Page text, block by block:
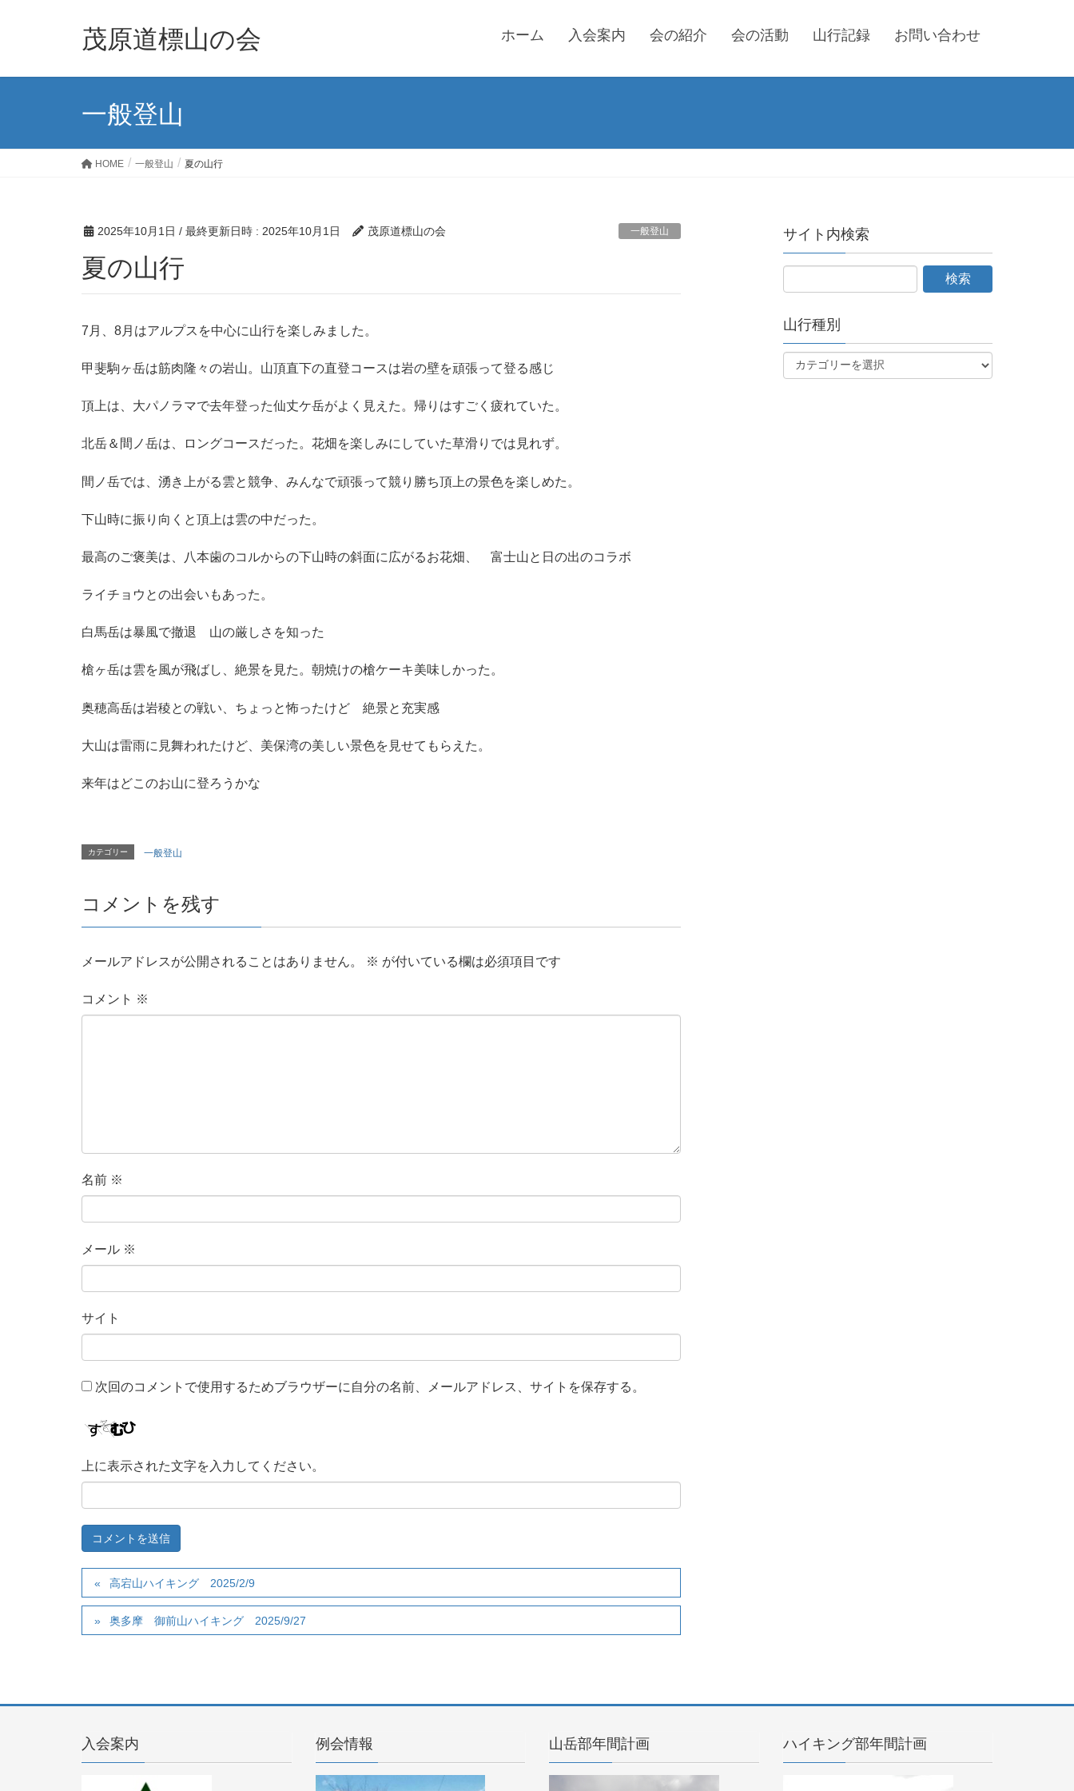
茂原道標山の会 ホーム 入会案内 会の紹介 会の活動 山行記録 お問い合わせ
一般登山
HOME 一般登山 夏の山行
2025年10月1日 / 最終更新日時 : 2025年10月1日 茂原道標山の会 一般登山
夏の山行
7月、8月はアルプスを中心に山行を楽しみました。
甲斐駒ヶ岳は筋肉隆々の岩山。山頂直下の直登コースは岩の壁を頑張って登る感じ
頂上は、大パノラマで去年登った仙丈ケ岳がよく見えた。帰りはすごく疲れていた。
北岳＆間ノ岳は、ロングコースだった。花畑を楽しみにしていた草滑りでは見れず。
間ノ岳では、湧き上がる雲と競争、みんなで頑張って競り勝ち頂上の景色を楽しめた。
下山時に振り向くと頂上は雲の中だった。
最高のご褒美は、八本歯のコルからの下山時の斜面に広がるお花畑、 富士山と日の出のコラボ
ライチョウとの出会いもあった。
白馬岳は暴風で撤退 山の厳しさを知った
槍ヶ岳は雲を風が飛ばし、絶景を見た。朝焼けの槍ケーキ美味しかった。
奥穂高岳は岩稜との戦い、ちょっと怖ったけど 絶景と充実感
大山は雷雨に見舞われたけど、美保湾の美しい景色を見せてもらえた。
来年はどこのお山に登ろうかな
カテゴリー 一般登山
コメントを残す
メールアドレスが公開されることはありません。 ※ が付いている欄は必須項目です
コメント ※
名前 ※
メール ※
サイト
次回のコメントで使用するためブラウザーに自分の名前、メールアドレス、サイトを保存する。
上に表示された文字を入力してください。
高宕山ハイキング 2025/2/9
奥多摩 御前山ハイキング 2025/9/27
サイト内検索
山行種別
入会案内 例会情報 山岳部年間計画 ハイキング部年間計画